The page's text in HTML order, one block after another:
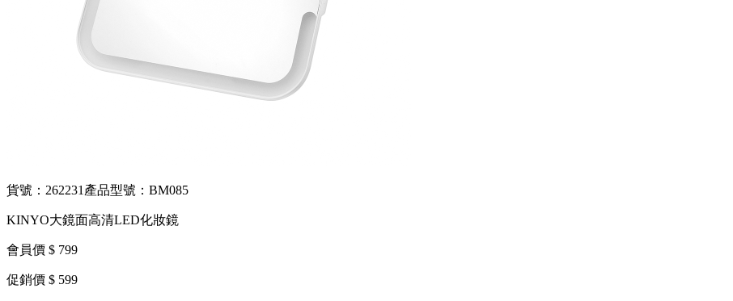
貨號：262231 產品型號：BM085
KINYO大鏡面高清LED化妝鏡
會員價 $ 799
促銷價 $ 599